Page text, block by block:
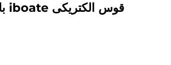
قوس الکتریکی iboate با